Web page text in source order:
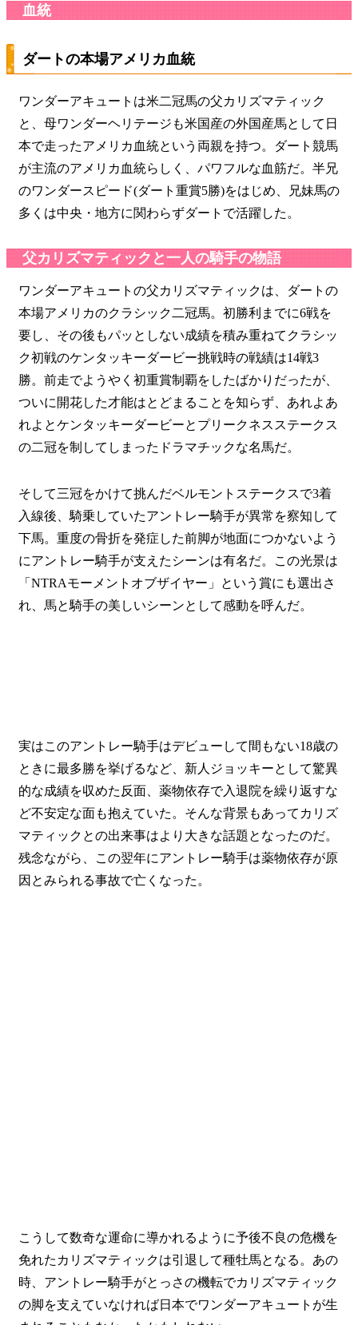
血統
ダートの本場アメリカ血統
ワンダーアキュートは米二冠馬の父カリズマティック
と、母ワンダーヘリテージも米国産の外国産馬として日
本で走ったアメリカ血統という両親を持つ。ダート競馬
が主流のアメリカ血統らしく、パワフルな血筋だ。半兄
のワンダースピード(ダート重賞5勝)をはじめ、兄妹馬の
多くは中央・地方に関わらずダートで活躍した。
父カリズマティックと一人の騎手の物語
ワンダーアキュートの父カリズマティックは、ダートの
本場アメリカのクラシック二冠馬。初勝利までに6戦を
要し、その後もパッとしない成績を積み重ねてクラシッ
ク初戦のケンタッキーダービー挑戦時の戦績は14戦3
勝。前走でようやく初重賞制覇をしたばかりだったが、
ついに開花した才能はとどまることを知らず、あれよあ
れよとケンタッキーダービーとプリークネスステークス
の二冠を制してしまったドラマチックな名馬だ。
そして三冠をかけて挑んだベルモントステークスで3着
入線後、騎乗していたアントレー騎手が異常を察知して
下馬。重度の骨折を発症した前脚が地面につかないよう
にアントレー騎手が支えたシーンは有名だ。この光景は
「NTRAモーメントオブザイヤー」という賞にも選出さ
れ、馬と騎手の美しいシーンとして感動を呼んだ。
実はこのアントレー騎手はデビューして間もない18歳の
ときに最多勝を挙げるなど、新人ジョッキーとして驚異
的な成績を収めた反面、薬物依存で入退院を繰り返すな
ど不安定な面も抱えていた。そんな背景もあってカリズ
マティックとの出来事はより大きな話題となったのだ。
残念ながら、この翌年にアントレー騎手は薬物依存が原
因とみられる事故で亡くなった。
こうして数奇な運命に導かれるように予後不良の危機を
免れたカリズマティックは引退して種牡馬となる。あの
時、アントレー騎手がとっさの機転でカリズマティック
の脚を支えていなければ日本でワンダーアキュートが生